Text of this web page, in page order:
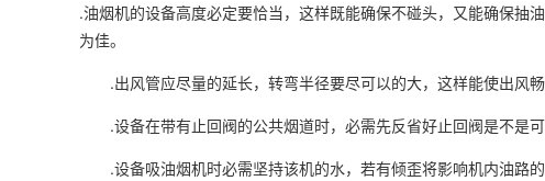
.油烟机的设备高度必定要恰当，这样既能确保不碰头，又能确保抽
为佳。
.出风管应尽量的延长，转弯半径要尽可以的大，这样能使出风畅
.设备在带有止回阀的公共烟道时，必需先反省好止回阀是不是可
.设备吸油烟机时必需坚持该机的水，若有倾歪将影响机内油路的